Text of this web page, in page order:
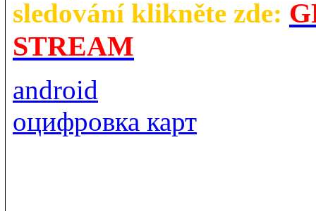
sledování klikněte zde:
STREAM
android
оцифровка карт